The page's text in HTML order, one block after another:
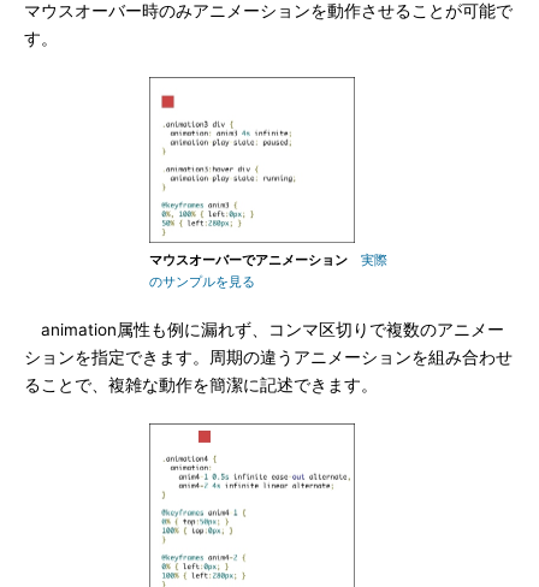
マウスオーバー時のみアニメーションを動作させることが可能で
す。
マウスオーバーでアニメーション
実際
のサンプルを見る
animation属性も例に漏れず、コンマ区切りで複数のアニメー
ションを指定できます。周期の違うアニメーションを組み合わせ
ることで、複雑な動作を簡潔に記述できます。